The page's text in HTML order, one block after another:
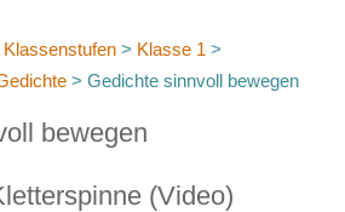
Klassenstufen > Klasse 1 >
> Gedichte sinnvoll bewegen
bewegen
(Video)